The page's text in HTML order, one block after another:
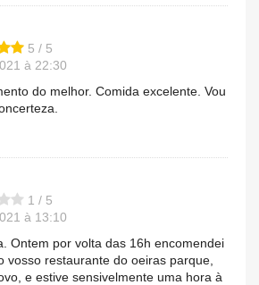
5 / 5
à 22:30
do melhor. Comida excelente. Vou
1 / 5
à 13:10
Ontem por volta das 16h encomendei
vosso restaurante do oeiras parque,
e estive sensivelmente uma hora à